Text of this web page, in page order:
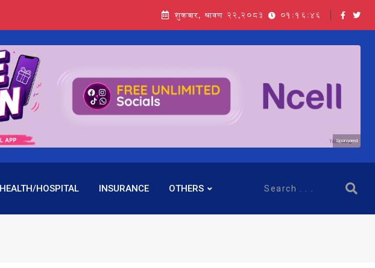
प्रभू बैंकका सञ्चालक बस्नेतमाथि राष्ट्र बैंकको ‘कन्सर्न’, प्रवक्ता भन्छन्- समूह फेरेर सञ्चालक पदमा बस्न मिल्दैन
शुक्रबार, श्रावण २२,२०८३ 01:16:46
Sponsored
HEALTH/HOSPITAL INSURANCE OTHERS